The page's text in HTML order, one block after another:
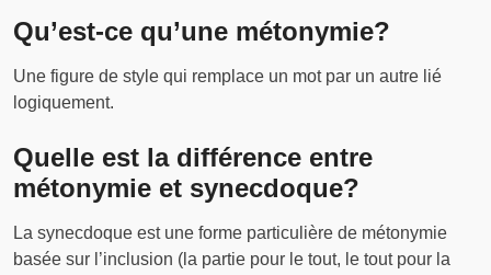
Qu’est-ce qu’une métonymie?
Une figure de style qui remplace un mot par un autre lié
logiquement.
Quelle est la différence entre
métonymie et synecdoque?
La synecdoque est une forme particulière de métonymie
basée sur l’inclusion (la partie pour le tout, le tout pour la